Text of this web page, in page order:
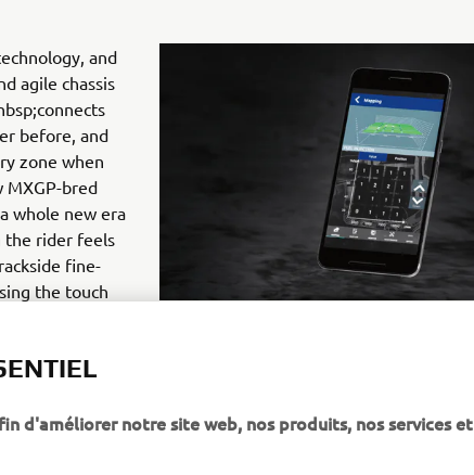
and
agile chassis
before, and
zone when
MXGP-bred
whole new era
the rider feels
fine-
the touch
d'améliorer notre site web, nos produits, nos services et